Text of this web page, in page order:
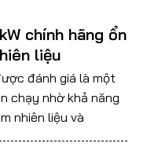
chính hãng ổn
liệu
đánh giá là một
chạy nhờ khả năng
nhiên liệu và